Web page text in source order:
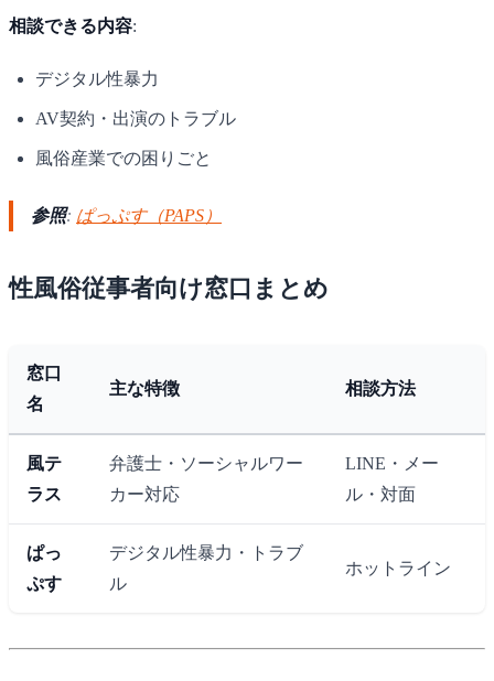
相談できる内容:
デジタル性暴力
AV契約・出演のトラブル
風俗産業での困りごと
参照: ぱっぷす（PAPS）
性風俗従事者向け窓口まとめ
窓口
名
主な特徴 相談方法
風テ
ラス
弁護士・ソーシャルワー
カー対応
LINE・メー
ル・対面
ぱっ
ぷす
デジタル性暴力・トラブ
ル
ホットライン